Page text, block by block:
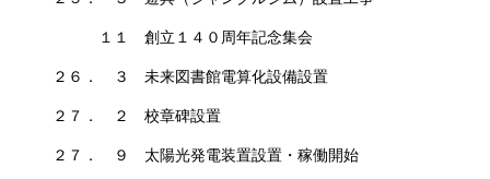
１１ 創立１４０周年記念集会
２６． ３ 未来図書館電算化設備設置
２７． ２ 校章碑設置
２７． ９ 太陽光発電装置設置・稼働開始